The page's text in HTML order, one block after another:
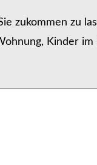
zukommen zu
Kinder im